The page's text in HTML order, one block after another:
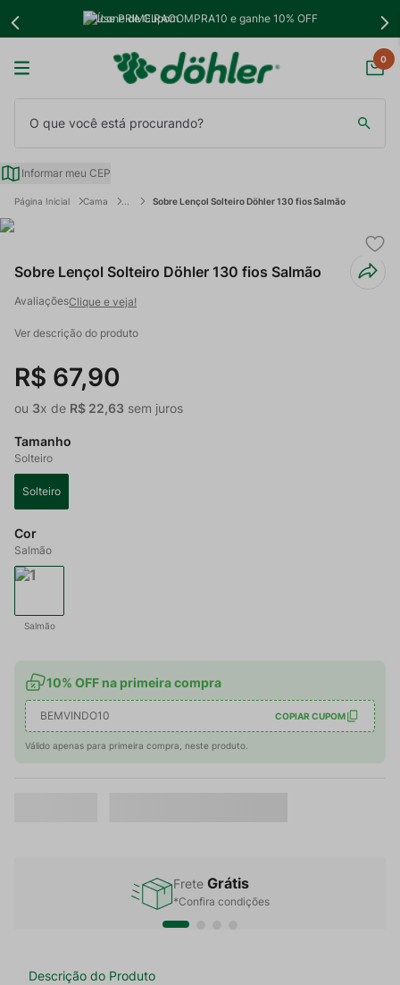
Use PRIMEIRACOMPRA10 e ganhe 10% OFF
0
Informar meu CEP
Cama Sobre Lençol Solteiro Döhler 130 fios Salmão
Sobre Lençol Solteiro Döhler 130 fios Salmão
Clique e veja!
Ver descrição do produto
R$ 67,90
ou 3x de R$ 22,63 sem juros
Tamanho
Solteiro
Solteiro
Cor
Salmão
Salmão
10% OFF na primeira compra
BEMVINDO10 COPIAR CUPOM
Válido apenas para primeira compra, neste produto.
Frete Grátis
*Confira condições
Descrição do Produto